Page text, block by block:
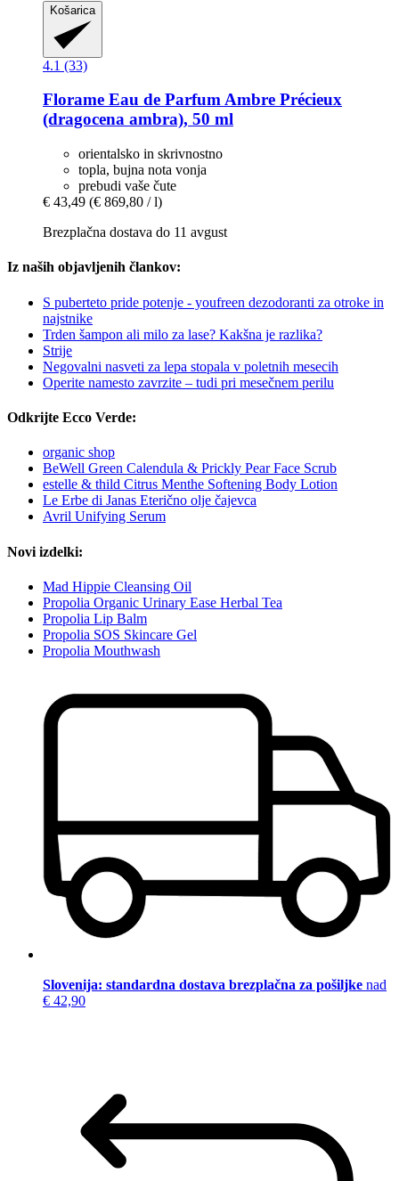
Košarica
4.1 (33)
Florame Eau de Parfum Ambre Précieux
(dragocena ambra), 50 ml
orientalsko in skrivnostno
topla, bujna nota vonja
prebudi vaše čute
€ 43,49 (€ 869,80 / l)
Brezplačna dostava do 11 avgust
Iz naših objavljenih člankov:
S puberteto pride potenje - youfreen dezodoranti za otroke in
najstnike
Trden šampon ali milo za lase? Kakšna je razlika?
Strije
Negovalni nasveti za lepa stopala v poletnih mesecih
Operite namesto zavrzite – tudi pri mesečnem perilu
Odkrijte Ecco Verde:
organic shop
BeWell Green Calendula & Prickly Pear Face Scrub
estelle & thild Citrus Menthe Softening Body Lotion
Le Erbe di Janas Eterično olje čajevca
Avril Unifying Serum
Novi izdelki:
Mad Hippie Cleansing Oil
Propolia Organic Urinary Ease Herbal Tea
Propolia Lip Balm
Propolia SOS Skincare Gel
Propolia Mouthwash
Slovenija: standardna dostava brezplačna za pošiljke nad
€ 42,90